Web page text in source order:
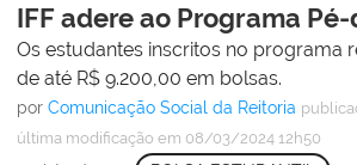
IFF adere ao Programa
Os estudantes inscritos no programa
de até R$ 9.200,00 em bolsas.
por Comunicação Social da Reitoria
última modificação em 08/03/2024 12h50